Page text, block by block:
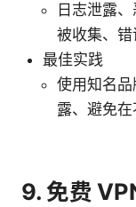
日志泄露
被收集、错
最佳实践
使用知名
露、避免在
9. 免费